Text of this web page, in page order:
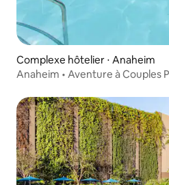
Complexe hôtelier ⋅ Anaheim
Anaheim • Aventure à Couples